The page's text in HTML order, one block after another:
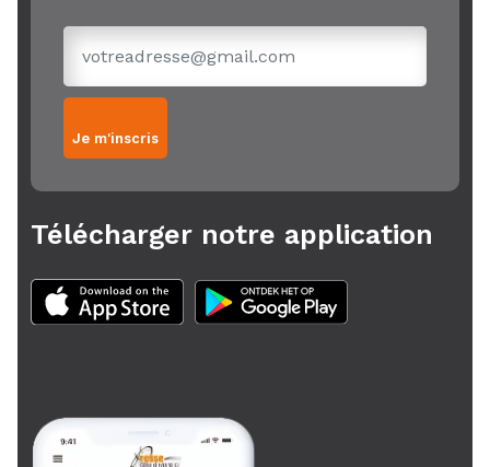
Je m'inscris
Télécharger notre application